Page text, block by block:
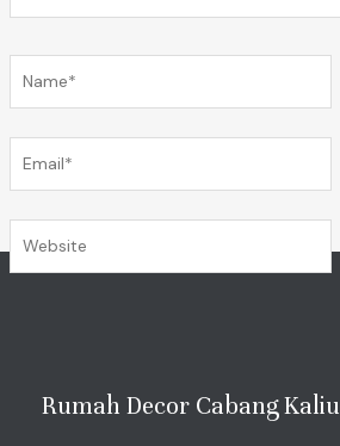
Rumah Decor Cabang